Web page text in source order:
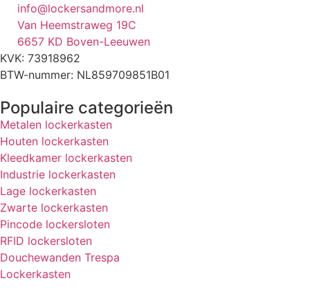
info@lockersandmore.nl
Van Heemstraweg 19C
6657 KD Boven-Leeuwen
KVK: 73918962
BTW-nummer: NL859709851B01
Populaire categorieën
Metalen lockerkasten
Houten lockerkasten
Kleedkamer lockerkasten
Industrie lockerkasten
Lage lockerkasten
Zwarte lockerkasten
Pincode lockersloten
RFID lockersloten
Douchewanden Trespa
Lockerkasten